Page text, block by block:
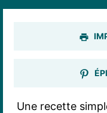
Une recette